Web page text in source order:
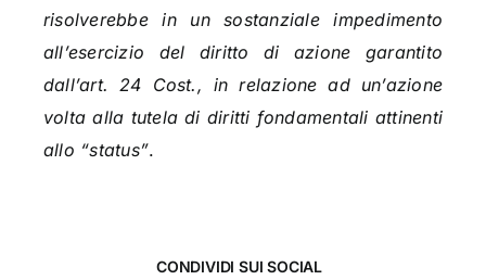
risolverebbe in un sostanziale impedimento
all’esercizio del diritto di azione garantito
dall’art. 24 Cost., in relazione ad un’azione
volta alla tutela di diritti fondamentali attinenti
allo “status”.
CONDIVIDI SUI SOCIAL